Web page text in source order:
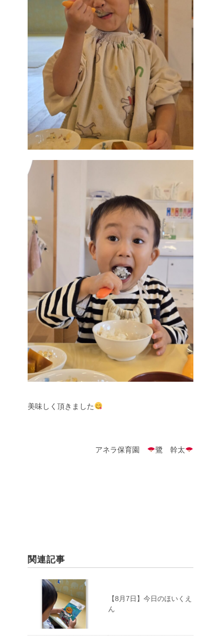
美味しく頂きました
アネラ保育園 鷺 幹太
関連記事
【8月7日】今日のほいくえ
ん